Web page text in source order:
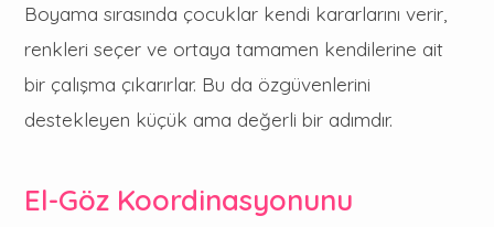
Boyama sırasında çocuklar kendi kararlarını verir,
renkleri seçer ve ortaya tamamen kendilerine ait
bir çalışma çıkarırlar. Bu da özgüvenlerini
destekleyen küçük ama değerli bir adımdır.
El-Göz Koordinasyonunu